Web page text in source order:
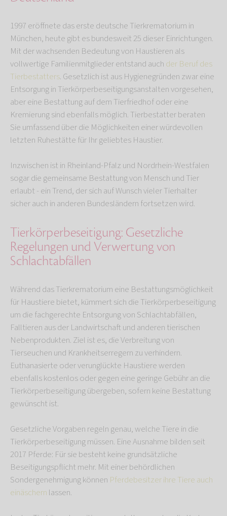
1997 eröffnete das erste deutsche Tierkrematorium in
München, heute gibt es bundesweit 25 dieser Einrichtungen.
Mit der wachsenden Bedeutung von Haustieren als
vollwertige Familienmitglieder entstand auch der Beruf des
Tierbestatters. Gesetzlich ist aus Hygienegründen zwar eine
Entsorgung in Tierkörperbeseitigungsanstalten vorgesehen,
aber eine Bestattung auf dem Tierfriedhof oder eine
Kremierung sind ebenfalls möglich. Tierbestatter beraten
Sie umfassend über die Möglichkeiten einer würdevollen
letzten Ruhestätte für Ihr geliebtes Haustier.
Inzwischen ist in Rheinland-Pfalz und Nordrhein-Westfalen
sogar die gemeinsame Bestattung von Mensch und Tier
erlaubt - ein Trend, der sich auf Wunsch vieler Tierhalter
sicher auch in anderen Bundesländern fortsetzen wird.
Tierkörperbeseitigung: Gesetzliche
Regelungen und Verwertung von
Schlachtabfällen
Während das Tierkrematorium eine Bestattungsmöglichkeit
für Haustiere bietet, kümmert sich die Tierkörperbeseitigung
um die fachgerechte Entsorgung von Schlachtabfällen,
Falltieren aus der Landwirtschaft und anderen tierischen
Nebenprodukten. Ziel ist es, die Verbreitung von
Tierseuchen und Krankheitserregern zu verhindern.
Euthanasierte oder verunglückte Haustiere werden
ebenfalls kostenlos oder gegen eine geringe Gebühr an die
Tierkörperbeseitigung übergeben, sofern keine Bestattung
gewünscht ist.
Gesetzliche Vorgaben regeln genau, welche Tiere in die
Tierkörperbeseitigung müssen. Eine Ausnahme bilden seit
2017 Pferde: Für sie besteht keine grundsätzliche
Beseitigungspflicht mehr. Mit einer behördlichen
Sondergenehmigung können Pferdebesitzer ihre Tiere auch
einäschern lassen.